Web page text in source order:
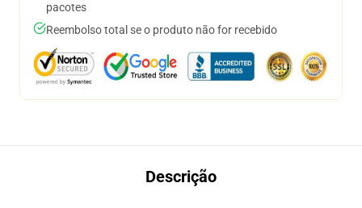
pacotes
Reembolso total se o produto não for recebido
Descrição